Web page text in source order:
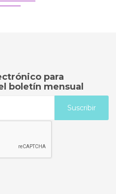
para
boletín mensual
Suscribir